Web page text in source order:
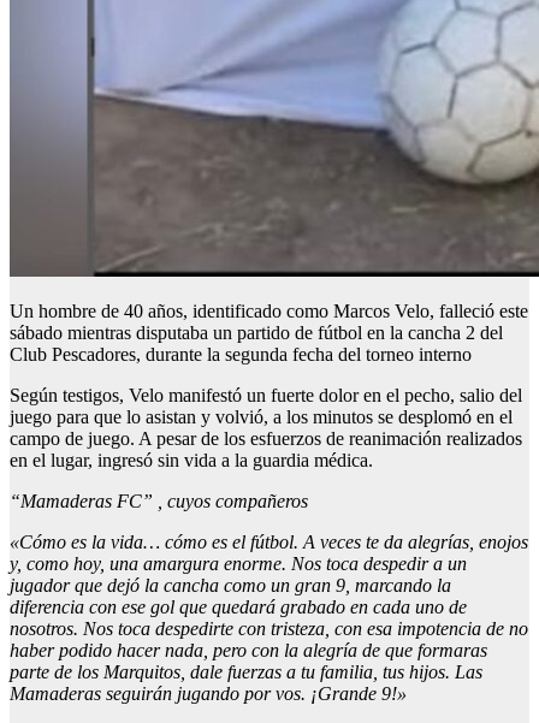
Un hombre de 40 años, identificado como Marcos Velo, falleció este
sábado mientras disputaba un partido de fútbol en la cancha 2 del
Club Pescadores, durante la segunda fecha del torneo interno
Según testigos, Velo manifestó un fuerte dolor en el pecho, salio del
juego para que lo asistan y volvió, a los minutos se desplomó en el
campo de juego. A pesar de los esfuerzos de reanimación realizados
en el lugar, ingresó sin vida a la guardia médica.
“Mamaderas FC” , cuyos compañeros
«Cómo es la vida… cómo es el fútbol. A veces te da alegrías, enojos
y, como hoy, una amargura enorme. Nos toca despedir a un
jugador que dejó la cancha como un gran 9, marcando la
diferencia con ese gol que quedará grabado en cada uno de
nosotros. Nos toca despedirte con tristeza, con esa impotencia de no
haber podido hacer nada, pero con la alegría de que formaras
parte de los Marquitos, dale fuerzas a tu familia, tus hijos. Las
Mamaderas seguirán jugando por vos. ¡Grande 9!»